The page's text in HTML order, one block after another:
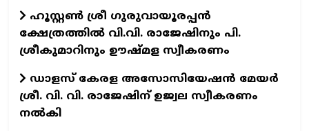
ഹൂസ്റ്റൺ ശ്രീ ഗുരുവായൂരപ്പൻ
ക്ഷേത്രത്തിൽ വി.വി. രാജേഷിനും പി.
ശ്രീകുമാറിനും ഊഷ്മള സ്വീകരണം
ഡാളസ് കേരള അസോസിയേഷൻ മേയർ
ശ്രീ. വി. വി. രാജേഷിന് ഉജ്വല സ്വീകരണം
നൽകി